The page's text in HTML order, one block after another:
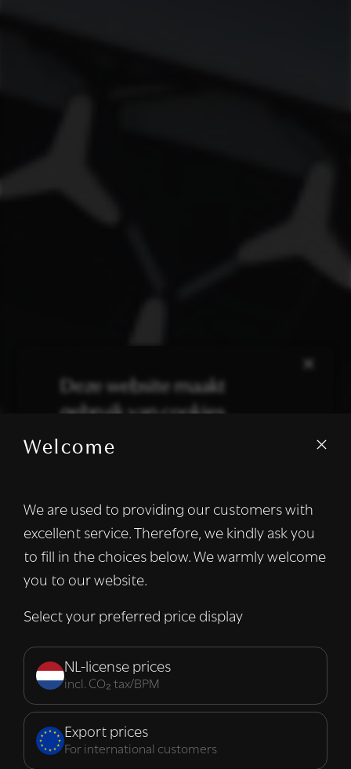
Welcome
We are used to providing our customers with
excellent service. Therefore, we kindly ask you
to fill in the choices below. We warmly welcome
you to our website.
Select your preferred price display
NL-license prices
incl. CO₂ tax/BPM
Export prices
For international customers
×
Deze website maakt
gebruik van cookies.
We gebruiken cookies om inhoud en
informatie over uw gebruik van onze site
met onze advertentie- en analysepartners,
die deze kunnen combineren met andere
informatie die u aan hen heeft verstrekt of
van hun diensten. Lees verder
Strikt
noodzakelijk
Prestatie Targeting